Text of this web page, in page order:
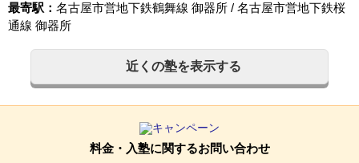
最寄駅： 名古屋市営地下鉄鶴舞線 御器所 / 名古屋市営地下鉄桜
通線 御器所
近くの塾を表示する
料金・入塾に関するお問い合わせ